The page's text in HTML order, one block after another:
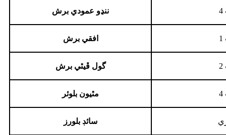
ننڍو عمودي برش
افقي برش
گول ڦيٿي برش
مٿيون بلوئر
سائڊ بلورز